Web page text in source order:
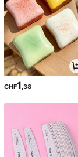
CHF1 ,38